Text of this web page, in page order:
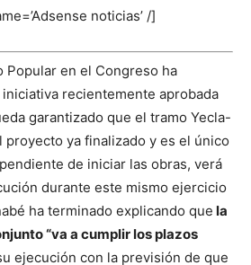
noticias’ /]
Popular en el Congreso ha
recientemente aprobada
garantizado que el tramo Yecla-
proyecto ya finalizado y es el único
de iniciar las obras, verá
durante este mismo ejercicio
ha terminado explicando que la
“va a cumplir los plazos
ejecución con la previsión de que